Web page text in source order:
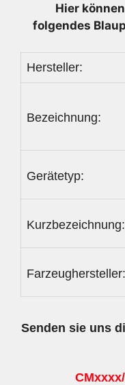
Hier
folgendes
Hersteller:
Bezeichnung:
Gerätetyp:
Kurzbezeichnung:
Farzeughersteller:
Senden sie uns